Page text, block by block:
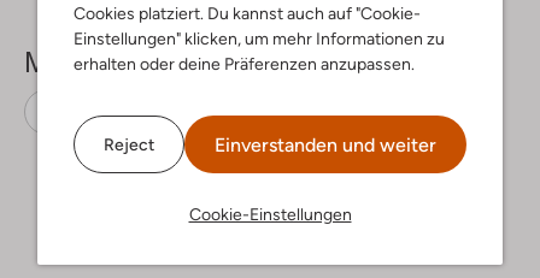
Cookies platziert. Du kannst auch auf "Cookie-
Einstellungen" klicken, um mehr Informationen zu
erhalten oder deine Präferenzen anzupassen.
Reject Einverstanden und weiter
Cookie-Einstellungen
Mehr sehen
Flache Sandalen Via Vai Leder